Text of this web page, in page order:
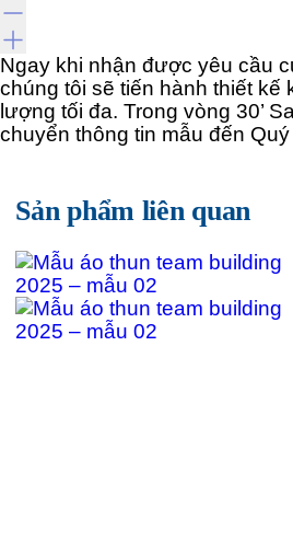
Ngay khi nhận được yêu cầu
chúng tôi sẽ tiến hành thiết kế
lượng tối đa. Trong vòng 30’
chuyển thông tin mẫu đến
Sản phẩm liên quan